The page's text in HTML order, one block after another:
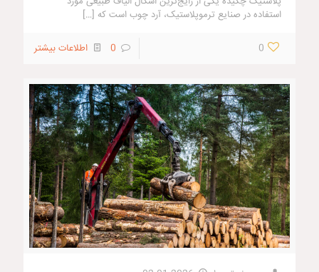
استفاده در صنایع ترموپلاستیک، آرد چوب است که […]
0
0 اطلاعات بیشتر